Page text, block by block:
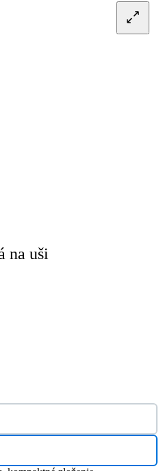
na uši